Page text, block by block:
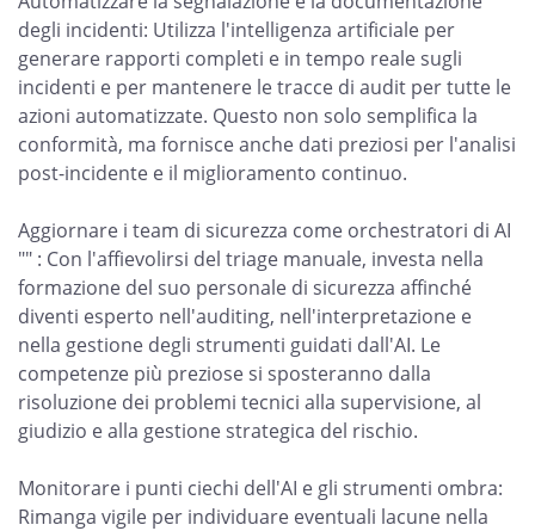
degli incidenti: Utilizza l'intelligenza artificiale per
generare rapporti completi e in tempo reale sugli
incidenti e per mantenere le tracce di audit per tutte le
azioni automatizzate. Questo non solo semplifica la
conformità, ma fornisce anche dati preziosi per l'analisi
post-incidente e il miglioramento continuo.
Aggiornare i team di sicurezza come orchestratori di AI
"" : Con l'affievolirsi del triage manuale, investa nella
formazione del suo personale di sicurezza affinché
diventi esperto nell'auditing, nell'interpretazione e
nella gestione degli strumenti guidati dall'AI. Le
competenze più preziose si sposteranno dalla
risoluzione dei problemi tecnici alla supervisione, al
giudizio e alla gestione strategica del rischio.
Monitorare i punti ciechi dell'AI e gli strumenti ombra:
Rimanga vigile per individuare eventuali lacune nella